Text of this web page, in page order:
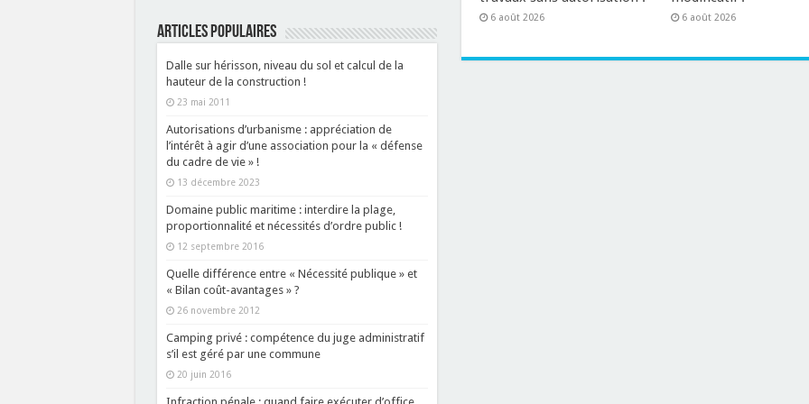
6 août 2026 6 août 2026
ARTICLES POPULAIRES
Dalle sur hérisson, niveau du sol et calcul de la
hauteur de la construction !
23 mai 2011
Autorisations d’urbanisme : appréciation de
l’intérêt à agir d’une association pour la « défense
du cadre de vie » !
13 décembre 2023
Domaine public maritime : interdire la plage,
proportionnalité et nécessités d’ordre public !
12 septembre 2016
Quelle différence entre « Nécessité publique » et
« Bilan coût-avantages » ?
26 novembre 2012
Camping privé : compétence du juge administratif
s’il est géré par une commune
20 juin 2016